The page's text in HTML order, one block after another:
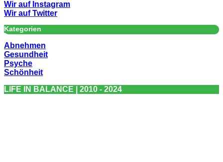
Wir auf Instagram
Wir auf Twitter
Kategorien
Abnehmen
Gesundheit
Psyche
Schönheit
LIFE IN BALANCE | 2010 - 2024